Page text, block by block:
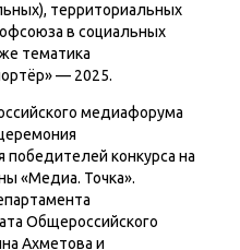
территориальных
в социальных
тематика
— 2025.
медиафорума
конкурса на
«Медиа. Точка».
Общероссийского
Ахметова и